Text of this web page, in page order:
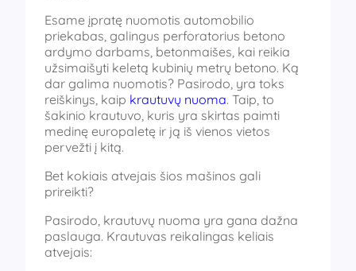
Esame įpratę nuomotis automobilio
priekabas, galingus perforatorius betono
ardymo darbams, betonmaišes, kai reikia
užsimaišyti keletą kubinių metrų betono. Ką
dar galima nuomotis? Pasirodo, yra toks
reiškinys, kaip krautuvų nuoma. Taip, to
šakinio krautuvo, kuris yra skirtas paimti
medinę europaletę ir ją iš vienos vietos
pervežti į kitą.
Bet kokiais atvejais šios mašinos gali
prireikti?
Pasirodo, krautuvų nuoma yra gana dažna
paslauga. Krautuvas reikalingas keliais
atvejais: